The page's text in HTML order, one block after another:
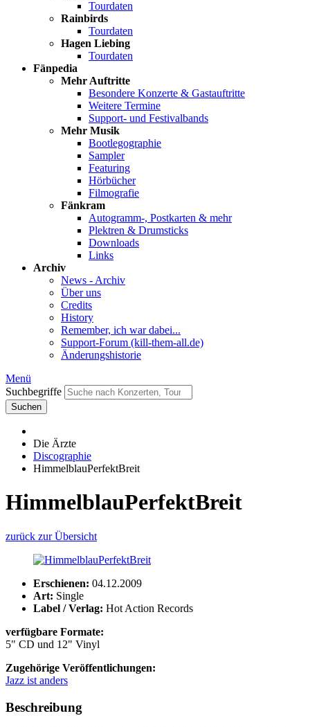
Tourdaten
Rainbirds
Tourdaten
Hagen Liebing
Tourdaten
Fänpedia
Mehr Auftritte
Besondere Konzerte & Gastauftritte
Weitere Termine
Support- und Festivalbands
Mehr Musik
Bootlegographie
Sampler
Featuring
Hörbücher
Filmografie
Fänkram
Autogramm-, Postkarten & mehr
Plektren & Drumsticks
Downloads
Links
Archiv
News - Archiv
Über uns
Credits
History
Remember, ich war dabei...
Support-Forum (kill-them-all.de)
Änderungshistorie
Menü
Suchbegriffe
Suchen
Die Ärzte
Discographie
HimmelblauPerfektBreit
HimmelblauPerfektBreit
zurück zur Übersicht
Erschienen: 04.12.2009
Art: Single
Label / Verlag: Hot Action Records
verfügbare Formate:
5" CD und 12" Vinyl
Zugehörige Veröffentlichungen:
Jazz ist anders
Beschreibung